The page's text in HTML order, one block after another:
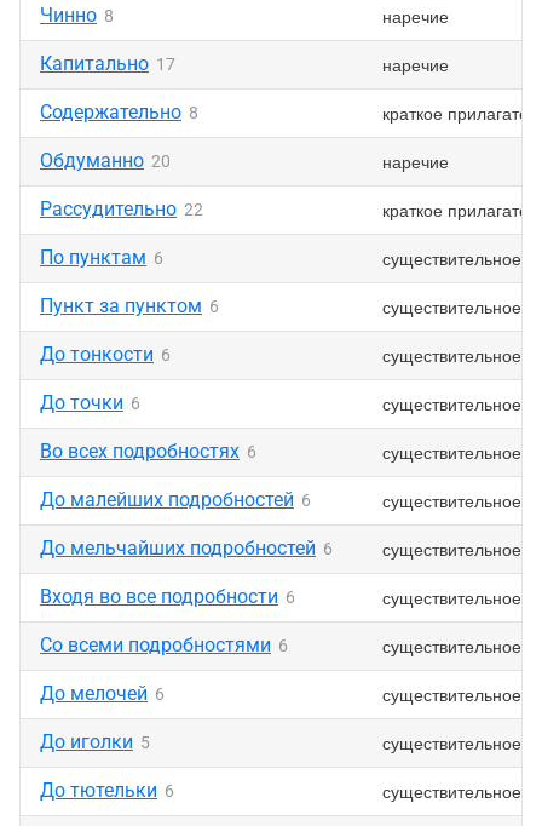
Чинно 8 наречие
Капитально 17 наречие
Содержательно 8 краткое
Обдуманно 20 наречие
Рассудительно 22 краткое
По пунктам 6 существительное
Пункт за пунктом 6 существительное
До тонкости 6 существительное
До точки 6 существительное
Во всех подробностях 6 существительное
До малейших подробностей 6 существительное
До мельчайших подробностей 6 существительное
Входя во все подробности 6 существительное
Со всеми подробностями 6 существительное
До мелочей 6 существительное
До иголки 5 существительное
До тютельки 6 существительное